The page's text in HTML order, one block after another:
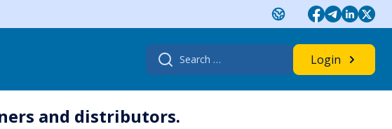
Search
for:
Login
and distributors.